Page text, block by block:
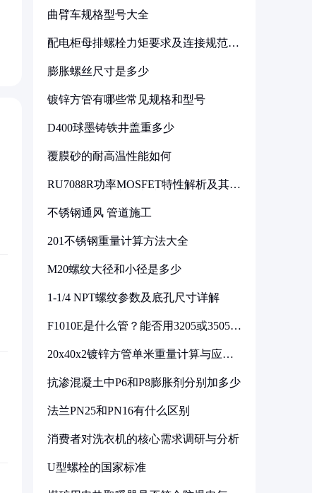
曲臂车规格型号大全
配电柜母排螺栓力矩要求及连接规范详
膨胀螺丝尺寸是多少
镀锌方管有哪些常见规格和型号
D400球墨铸铁井盖重多少
覆膜砂的耐高温性能如何
RU7088R功率MOSFET特性解析及其在
不锈钢通风 管道施工
201不锈钢重量计算方法大全
M20螺纹大径和小径是多少
1-1/4 NPT螺纹参数及底孔尺寸详解
F1010E是什么管？能否用3205或3505代
20x40x2镀锌方管单米重量计算与应用
抗渗混凝土中P6和P8膨胀剂分别加多少
法兰PN25和PN16有什么区别
消费者对洗衣机的核心需求调研与分析
U型螺栓的国家标准